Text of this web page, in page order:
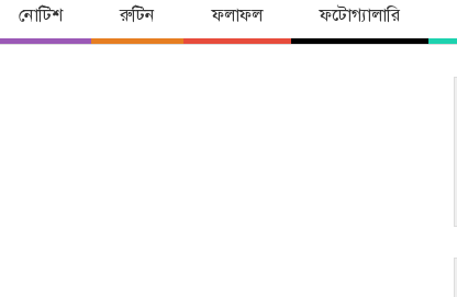
নোটিশ রুটিন ফলাফল ফটোগ্যালারি